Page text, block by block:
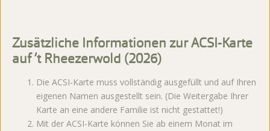
Zusätzliche Informationen zur ACSI-Karte
auf ’t Rheezerwold (2026)
Die ACSI-Karte muss vollständig ausgefüllt und auf Ihren
eigenen Namen ausgestellt sein. (Die Weitergabe Ihrer
Karte an eine andere Familie ist nicht gestattet!)
Mit der ACSI-Karte können Sie ab einem Monat im